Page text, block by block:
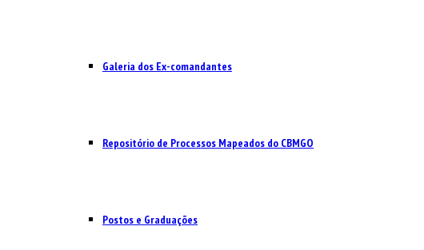
Galeria dos Ex-comandantes
Repositório de Processos Mapeados do CBMGO
Postos e Graduações